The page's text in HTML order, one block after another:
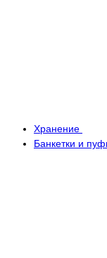
Хранение
Банкетки и